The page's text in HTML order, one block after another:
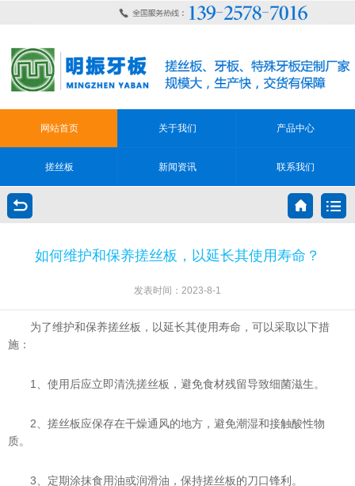
网站首页 关于我们 产品中心
搓丝板 新闻资讯 联系我们
如何维护和保养搓丝板，以延长其使用寿命？
发表时间：2023-8-1
为了维护和保养搓丝板，以延长其使用寿命，可以采取以下措
施：
1、使用后应立即清洗搓丝板，避免食材残留导致细菌滋生。
2、搓丝板应保存在干燥通风的地方，避免潮湿和接触酸性物
质。
3、定期涂抹食用油或润滑油，保持搓丝板的刀口锋利。